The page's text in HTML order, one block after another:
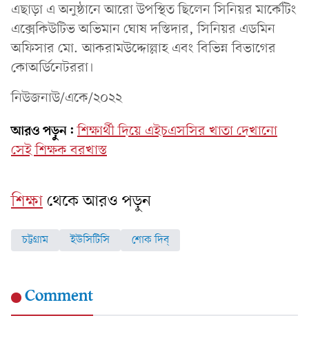
এছাড়া এ অনুষ্ঠানে আরো উপস্থিত ছিলেন সিনিয়র মার্কেটিং
এক্সেকিউটিভ অভিমান ঘোষ দস্তিদার, সিনিয়র এডমিন
অফিসার মো. আকরামউদ্দোল্লাহ এবং বিভিন্ন বিভাগের
কোঅর্ডিনেটররা।
নিউজনাউ/একে/২০২২
আরও পড়ুন: শিক্ষার্থী দিয়ে এইচএসসির খাতা দেখানো
সেই শিক্ষক বরখাস্ত
শিক্ষাথেকে আরও পড়ুন
চট্টগ্রাম ইউসিটিসি শোক দিব্‌
Comment